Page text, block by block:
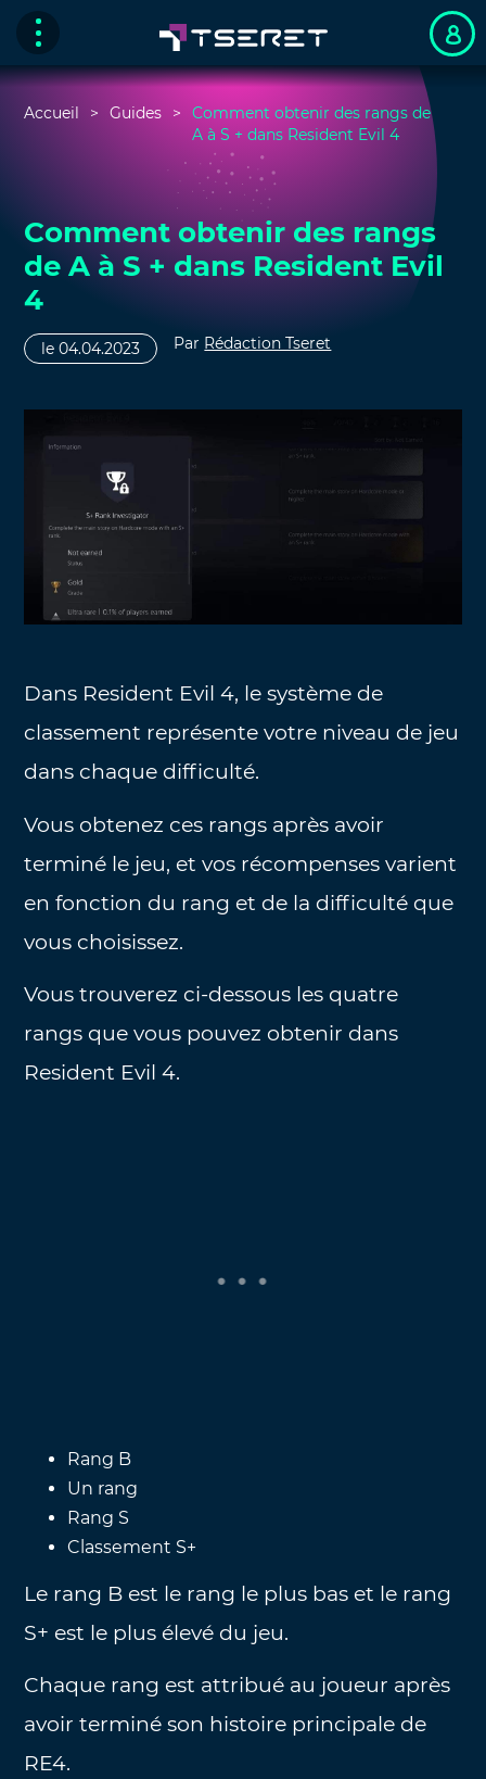
Accueil Guides
Comment obtenir des rangs de
A à S + dans Resident Evil 4
Comment obtenir des rangs
de A à S + dans Resident Evil
4
le 04.04.2023 Par Rédaction Tseret
Dans Resident Evil 4, le système de
classement représente votre niveau de jeu
dans chaque difficulté.
Vous obtenez ces rangs après avoir
terminé le jeu, et vos récompenses varient
en fonction du rang et de la difficulté que
vous choisissez.
Vous trouverez ci-dessous les quatre
rangs que vous pouvez obtenir dans
Resident Evil 4.
Rang B
Un rang
Rang S
Classement S+
Le rang B est le rang le plus bas et le rang
S+ est le plus élevé du jeu.
Chaque rang est attribué au joueur après
avoir terminé son histoire principale de
RE4.